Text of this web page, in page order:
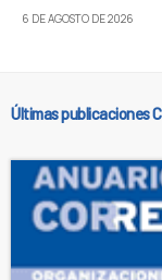
6 DE AGOSTO DE 2026
Últimas publicaciones